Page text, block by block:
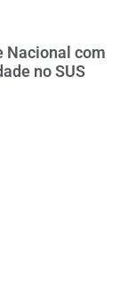
Nacional com
no SUS